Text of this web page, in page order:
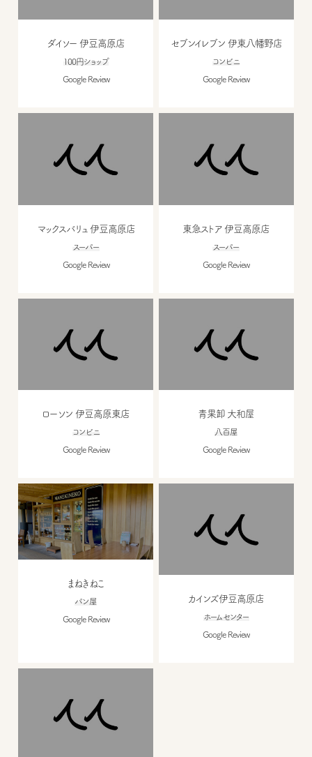
ダイソー 伊豆高原店
100円ショップ
Google Review
セブンイレブン 伊東八幡野店
コンビニ
Google Review
マックスバリュ 伊豆高原店
スーパー
Google Review
東急ストア 伊豆高原店
スーパー
Google Review
ローソン 伊豆高原東店
コンビニ
Google Review
青果卸 大和屋
八百屋
Google Review
まねきねこ
パン屋
Google Review
カインズ伊豆高原店
ホームセンター
Google Review